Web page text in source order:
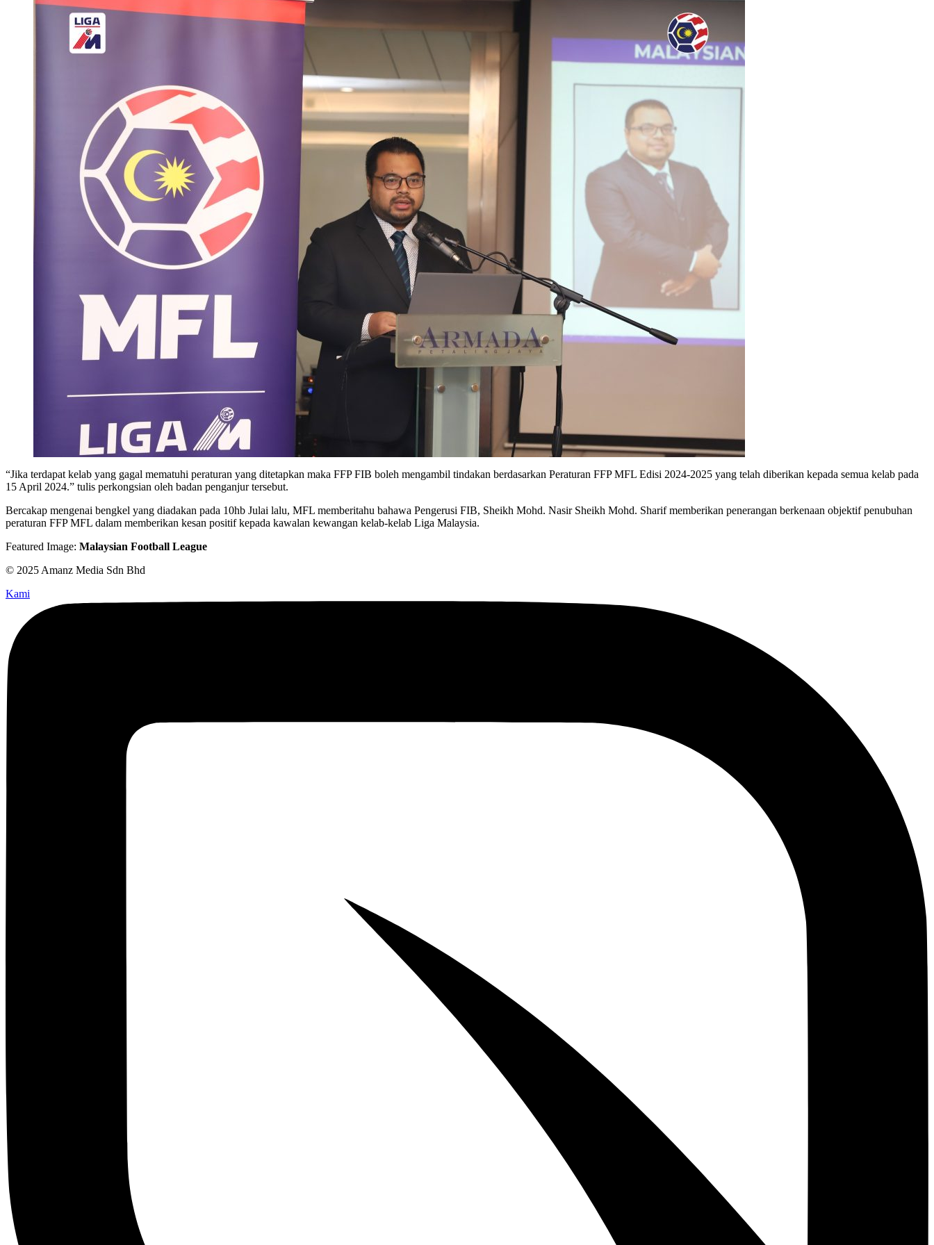
“Jika terdapat kelab yang gagal mematuhi peraturan yang ditetapkan maka FFP FIB boleh mengambil tindakan berdasarkan Peraturan FFP MFL Edisi 2024-2025 yang telah diberikan kepada semua kelab pada
15 April 2024.” tulis perkongsian oleh badan penganjur tersebut.
Bercakap mengenai bengkel yang diadakan pada 10hb Julai lalu, MFL memberitahu bahawa Pengerusi FIB, Sheikh Mohd. Nasir Sheikh Mohd. Sharif memberikan penerangan berkenaan objektif penubuhan
peraturan FFP MFL dalam memberikan kesan positif kepada kawalan kewangan kelab-kelab Liga Malaysia.
Featured Image: Malaysian Football League
© 2025 Amanz Media Sdn Bhd
Kami